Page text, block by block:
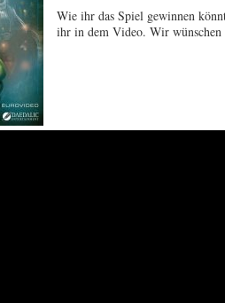
Wie ihr das Spiel gewinnen
ihr in dem Video. Wir